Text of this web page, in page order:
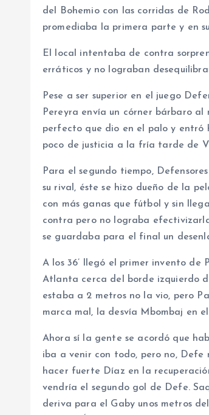
del Bohemio con las corridas de
promediaba la primera parte y en
El local intentaba de contra
erráticos y no lograban
Pese a ser superior en el juego
Pereyra envía un córner bárbaro
perfecto que dio en el palo y entró
poco de justicia a la fría tarde de
Para el segundo tiempo,
su rival, éste se hizo dueño de la
con más ganas que fútbol y sin
contra pero no lograba
se guardaba para el final un
A los 36’ llegó el primer invento
Atlanta cerca del borde izquierdo
estaba a 2 metros no la vio, pero
marca mal, la desvía Mbombaj en
Ahora sí la gente se acordó que
iba a venir con todo, pero no,
hacer fuerte Díaz en la
vendría el segundo gol de Defe.
deriva para el Gaby unos metros